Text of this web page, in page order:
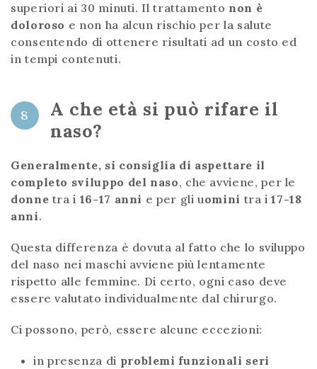
superiori ai 30 minuti. Il trattamento non è
doloroso e non ha alcun rischio per la salute
consentendo di ottenere risultati ad un costo ed
in tempi contenuti.
8
A che età si può rifare il
naso?
Generalmente, si consiglia di aspettare il
completo sviluppo del naso, che avviene, per le
donne tra i 16-17 anni e per gli uomini tra i17-18
anni.
Questa differenza è dovuta al fatto che lo sviluppo
del naso nei maschi avviene più lentamente
rispetto alle femmine. Di certo, ogni caso deve
essere valutato individualmente dal chirurgo.
Ci possono, però, essere alcune eccezioni:
in presenza di problemi funzionali seri